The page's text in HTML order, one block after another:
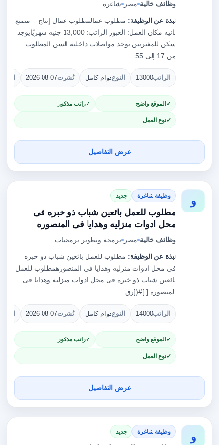
وظائف خالية مصر شاغرة
نبذة عن الوظيفة: مطلوب عمالمطلوب عمال إنتاج – مصنع
بانيه مكان العمل: العبور الراتب: 13,000 جنيه شهريًايوجد
سكن للمغتربين يوجد مواصلات داخلية السن المطلوب:
من 17 إلى 55…
الراتب13000 النوعدوام كامل نُشرت2026-08-07
الموقع واضح راتب مذكور
نوع العمل
عرض التفاصيل
و وظيفة شاغرة جديد
مطلوب للعمل بائعين شباب ذو خبره فى
محل ادوات منزليه وهدايا فى المنصوره
وظائف خالية مصر برمجة وتطوير برمجيات
نبذة عن الوظيفة: مطلوب للعمل بائعين شباب ذو خبره
فى محل ادوات منزليه وهدايا فى المنصوره‫مطلوب للعمل
بائعين شباب ذو خبره فى محل ادوات منزليه وهدايا فى
المنصوره [ ]#([رق…
الراتب14000 النوعدوام كامل نُشرت2026-08-07
الموقع واضح راتب مذكور
نوع العمل
عرض التفاصيل
و وظيفة شاغرة جديد